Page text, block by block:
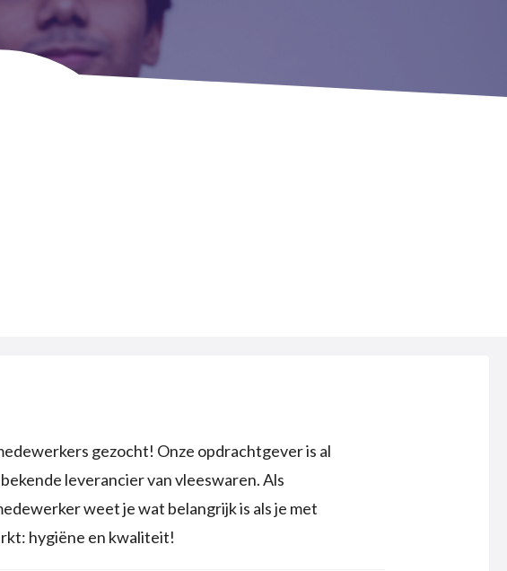
gezocht! Onze opdrachtgever is al
leverancier van vleeswaren. Als
weet je wat belangrijk is als je met
hygiëne en kwaliteit!